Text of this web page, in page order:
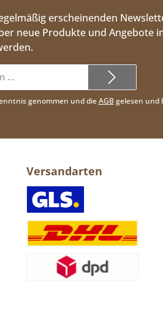
erscheinenden
neue Produkte und Angebote
genommen und dieAGBgelesen und
Versandarten